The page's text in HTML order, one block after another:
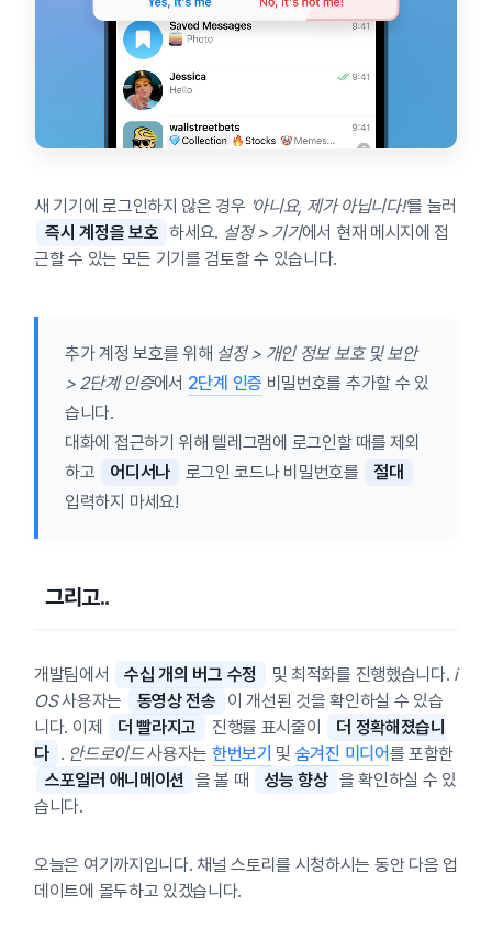
새 기기에 로그인하지 않은 경우 '아니요, 제가 아닙니다!'를 눌러
즉시 계정을 보호 하세요. 설정 > 기기에서 현재 메시지에 접
근할 수 있는 모든 기기를 검토할 수 있습니다.
추가 계정 보호를 위해 설정 > 개인 정보 보호 및 보안
> 2단계 인증에서 2단계 인증 비밀번호를 추가할 수 있
습니다.
대화에 접근하기 위해 텔레그램에 로그인할 때를 제외
하고
어디서나 로그인 코드나 비밀번호를
절대
입력하지 마세요!
그리고..
개발팀에서 수십 개의 버그 수정 및 최적화를 진행했습니다. i
OS사용자는 동영상 전송
이 개선된 것을 확인하실 수 있습
니다. 이제
더 빨라지고 진행률 표시줄이
더 정확해졌습니
다 . 안드로이드사용자는 한번보기 및 숨겨진 미디어를 포함한
스포일러 애니메이션
을 볼 때 성능 향상 을 확인하실 수 있
습니다.
오늘은 여기까지입니다. 채널 스토리를 시청하시는 동안 다음 업
데이트에 몰두하고 있겠습니다.